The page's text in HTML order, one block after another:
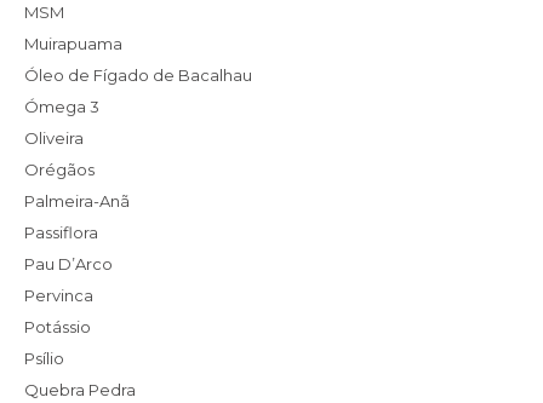
MSM
Muirapuama
Óleo de Fígado de Bacalhau
Ómega 3
Oliveira
Orégãos
Palmeira-Anã
Passiflora
Pau D’Arco
Pervinca
Potássio
Psílio
Quebra Pedra